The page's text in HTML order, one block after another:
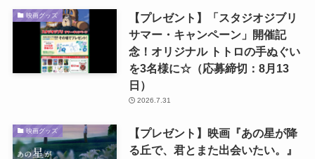
映画グッズ
【プレゼント】「スタジオジブリ
サマー・キャンペーン」開催記
念！オリジナル トトロの手ぬぐい
を3名様に☆（応募締切：8月13
日）
2026.7.31
映画グッズ
【プレゼント】映画『あの星が降
る丘で、君とまた出会いたい。』